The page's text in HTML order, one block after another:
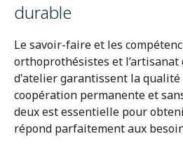
durable
Le savoir-faire et les
orthoprothésistes et
d'atelier garantissent la qualité
coopération permanente et
deux est essentielle pour
répond parfaitement aux